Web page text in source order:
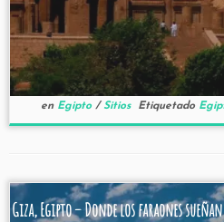
en Egipto / Sitios Etiquetado
Giza, Egipto – Donde los faraones